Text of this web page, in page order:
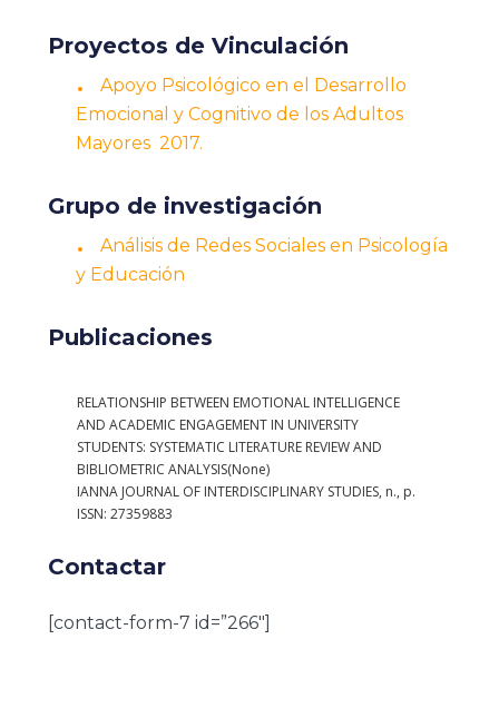
Proyectos de Vinculación
Apoyo Psicológico en el Desarrollo
Emocional y Cognitivo de los Adultos
Mayores 2017.
Grupo de investigación
Análisis de Redes Sociales en Psicología
y Educación
Publicaciones
Contactar
[contact-form-7 id=”266″]